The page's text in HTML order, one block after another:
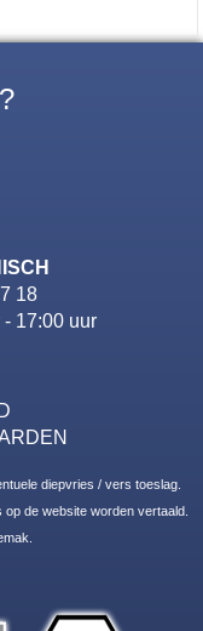
18
17:00 uur
diepvries / vers toeslag.
de website worden vertaald.